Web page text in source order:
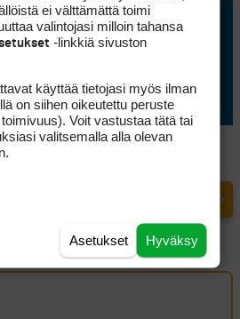
kisataan
hyvin
golftriathlonissa
ei välttämättä toimi
valintojasi milloin tahansa
-linkkiä sivuston
käyttää tietojasi myös ilman
on siihen oikeutettu peruste
Voit vastustaa tätä tai
valitsemalla alla olevan
Hyväksy
Asetukset